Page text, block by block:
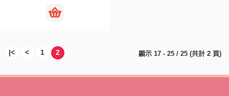
|< < 1 2 顯示 17 - 25 / 25 (共計 2 頁)